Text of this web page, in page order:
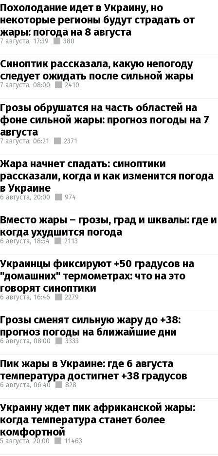
Похолодание идет в Украину, но
некоторые регионы будут страдать от
жары: погода на 8 августа
7 августа, 17:39 380
Синоптик рассказала, какую непогоду
следует ожидать после сильной жары
7 августа, 08:00 2410
Грозы обрушатся на часть областей на
фоне сильной жары: прогноз погоды на 7
августа
7 августа, 06:21 2371
Жара начнет спадать: синоптики
рассказали, когда и как изменится погода
в Украине
6 августа, 20:00 974
Вместо жары – грозы, град и шквалы: где и
когда ухудшится погода
6 августа, 18:54 2113
Украинцы фиксируют +50 градусов на
"домашних" термометрах: что на это
говорят синоптики
6 августа, 16:46 2279
Грозы сменят сильную жару до +38:
прогноз погоды на ближайшие дни
6 августа, 08:00 3333
Пик жары в Украине: где 6 августа
температура достигнет +38 градусов
6 августа, 06:40 828
Украину ждет пик африканской жары:
когда температура станет более
комфортной
5 августа, 20:00 11463